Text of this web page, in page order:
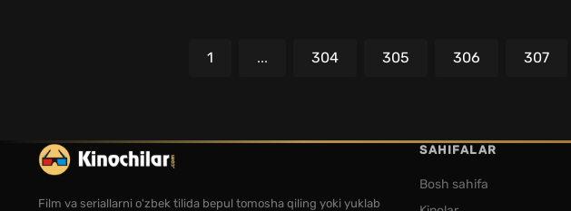
1 ... 304 305 306 307
Film va seriallarni o'zbek tilida bepul tomosha qiling yoki yuklab
SAHIFALAR
Bosh sahifa